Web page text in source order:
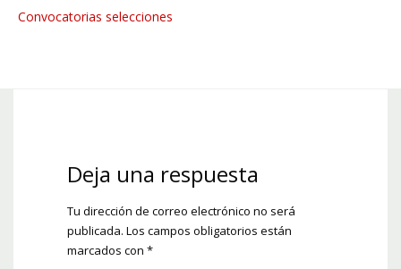
Convocatorias selecciones
Deja una respuesta
Tu dirección de correo electrónico no será
publicada. Los campos obligatorios están
marcados con *